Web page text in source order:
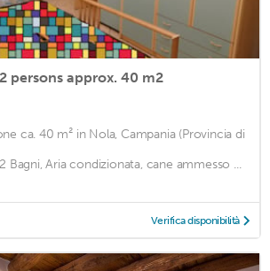
persons approx. 40 m2
ca. 40 m² in Nola, Campania (Provincia di
Bagni, Aria condizionata, cane ammesso ...
Verifica disponibilità